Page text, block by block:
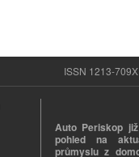
ISSN 1213-
Auto Periskop
pohled na
průmyslu z